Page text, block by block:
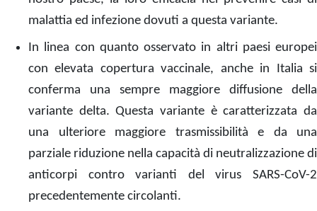
malattia ed infezione dovuti a questa variante.
In linea con quanto osservato in altri paesi europei
con elevata copertura vaccinale, anche in Italia si
conferma una sempre maggiore diffusione della
variante delta. Questa variante è caratterizzata da
una ulteriore maggiore trasmissibilità e da una
parziale riduzione nella capacità di neutralizzazione di
anticorpi contro varianti del virus SARS-CoV-2
precedentemente circolanti.